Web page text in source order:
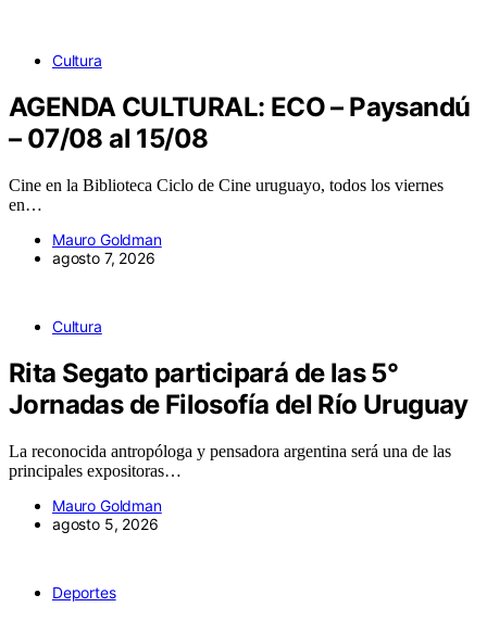
Cultura
AGENDA CULTURAL: ECO – Paysandú
– 07/08 al 15/08
Cine en la Biblioteca Ciclo de Cine uruguayo, todos los viernes
en…
Mauro Goldman
agosto 7, 2026
Cultura
Rita Segato participará de las 5°
Jornadas de Filosofía del Río Uruguay
La reconocida antropóloga y pensadora argentina será una de las
principales expositoras…
Mauro Goldman
agosto 5, 2026
Deportes